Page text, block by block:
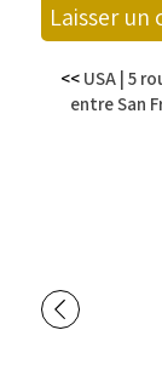
<< USA | 5
entre San